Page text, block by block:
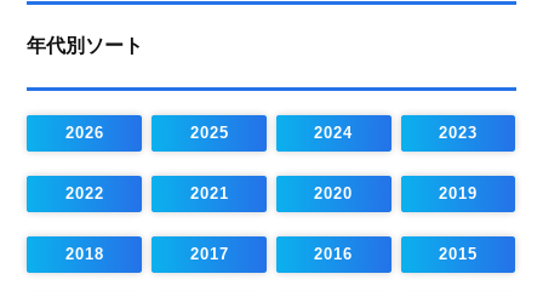
年代別ソート
2026 2025 2024 2023
2022 2021 2020 2019
2018 2017 2016 2015